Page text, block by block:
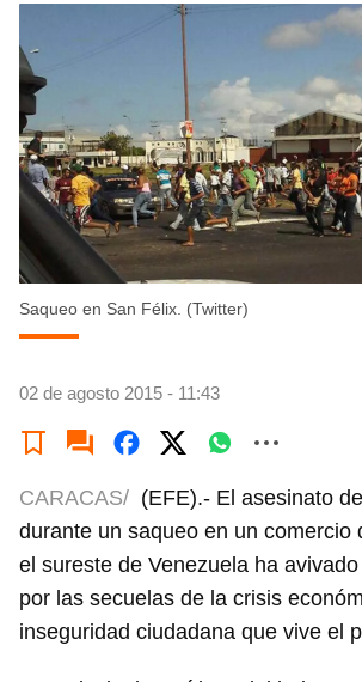
Saqueo en San Félix. (Twitter)
02 de agosto 2015 - 11:43
CARACAS/ (EFE).- El asesinato
durante un saqueo en un comercio
el sureste de Venezuela ha
por las secuelas de la crisis
inseguridad ciudadana que vive el